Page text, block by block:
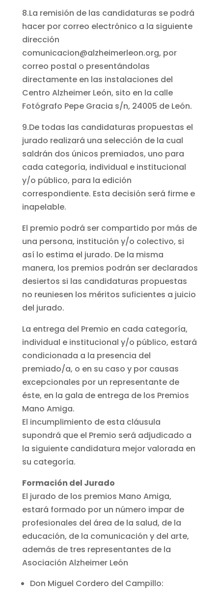
8.La remisión de las candidaturas se podrá
hacer por correo electrónico a la siguiente
dirección
comunicacion@alzheimerleon.org, por
correo postal o presentándolas
directamente en las instalaciones del
Centro Alzheimer León, sito en la calle
Fotógrafo Pepe Gracia s/n, 24005 de León.
9.De todas las candidaturas propuestas el
jurado realizará una selección de la cual
saldrán dos únicos premiados, uno para
cada categoría, individual e institucional
y/o público, para la edición
correspondiente. Esta decisión será firme e
inapelable.
El premio podrá ser compartido por más de
una persona, institución y/o colectivo, si
así lo estima el jurado. De la misma
manera, los premios podrán ser declarados
desiertos si las candidaturas propuestas
no reuniesen los méritos suficientes a juicio
del jurado.
La entrega del Premio en cada categoría,
individual e institucional y/o público, estará
condicionada a la presencia del
premiado/a, o en su caso y por causas
excepcionales por un representante de
éste, en la gala de entrega de los Premios
Mano Amiga.
El incumplimiento de esta cláusula
supondrá que el Premio será adjudicado a
la siguiente candidatura mejor valorada en
su categoría.
Formación del Jurado
El jurado de los premios Mano Amiga,
estará formado por un número impar de
profesionales del área de la salud, de la
educación, de la comunicación y del arte,
además de tres representantes de la
Asociación Alzheimer León
Don Miguel Cordero del Campillo: